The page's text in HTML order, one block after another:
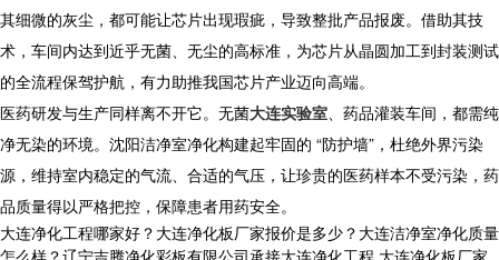
其细微的灰尘，都可能让芯片出现瑕疵，导致整批产品报废。借助其技
术，车间内达到近乎无菌、无尘的高标准，为芯片从晶圆加工到封装测试
的全流程保驾护航，有力助推我国芯片产业迈向高端。
医药研发与生产同样离不开它。无菌大连实验室、药品灌装车间，都需纯
净无染的环境。沈阳洁净室净化构建起牢固的 “防护墙”，杜绝外界污染
源，维持室内稳定的气流、合适的气压，让珍贵的医药样本不受污染，药
品质量得以严格把控，保障患者用药安全。
大连净化工程哪家好？大连净化板厂家报价是多少？大连洁净室净化质量
怎么样？辽宁吉腾净化彩板有限公司承接大连净化工程,大连净化板厂家,